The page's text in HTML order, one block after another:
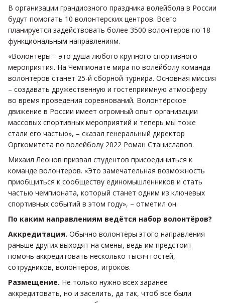
В организации грандиозного праздника волейбола в России
будут помогать 10 волонтерских центров. Всего
планируется задействовать более 3500 волонтеров по 18
функциональным направлениям.
«Волонтёры – это душа любого крупного спортивного
мероприятия. На Чемпионате мира по волейболу команда
волонтеров станет 25-й сборной турнира. Основная миссия
– создавать дружественную и гостеприимную атмосферу
во время проведения соревнований. Волонтёрское
движение в России имеет огромный опыт организации
массовых спортивных мероприятий и теперь мы тоже
стали его частью», – сказал генеральный директор
Оргкомитета по волейболу 2022 Роман Станиславов.
Михаил Леонов призвал студентов присоединиться к
команде волонтеров. «Это замечательная возможность
приобщиться к сообществу единомышленников и стать
частью чемпионата, который станет одним из ключевых
спортивных событий в этом году», – отметил он.
По каким направлениям ведётся набор волонтёров?
Аккредитация. Обычно волонтёры этого направления
раньше других выходят на смены, ведь им предстоит
помочь аккредитовать несколько тысяч гостей,
сотрудников, волонтёров, игроков.
Размещение. Не только нужно всех заранее
аккредитовать, но и заселить, да так, чтоб все были